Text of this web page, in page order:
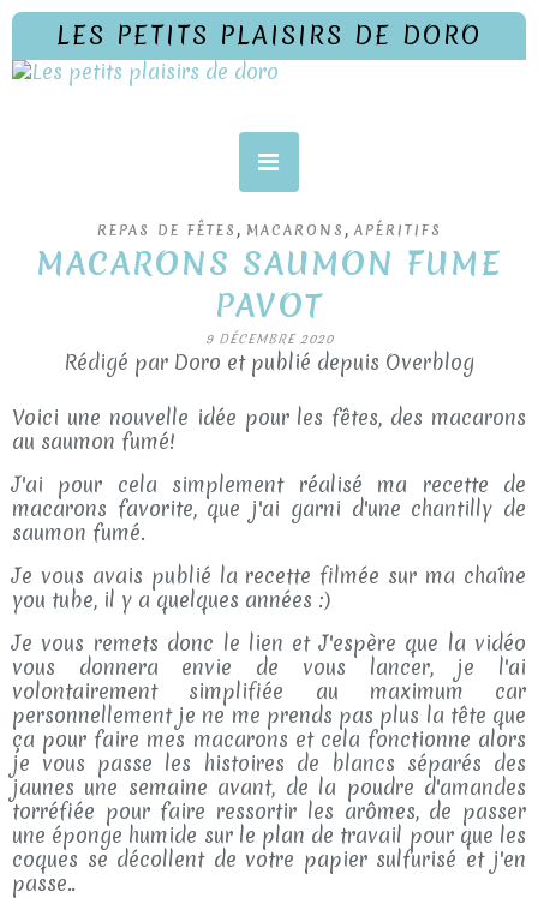
LES PETITS PLAISIRS DE DORO
REPAS DE FÊTES , MACARONS , APÉRITIFS
MACARONS SAUMON FUME
PAVOT
9 DÉCEMBRE 2020
Rédigé par Doro et publié depuis Overblog
Voici une nouvelle idée pour les fêtes, des macarons
au saumon fumé!
J'ai pour cela simplement réalisé ma recette de
macarons favorite, que j'ai garni d'une chantilly de
saumon fumé.
Je vous avais publié la recette filmée sur ma chaîne
you tube, il y a quelques années :)
Je vous remets donc le lien et J'espère que la vidéo
vous donnera envie de vous lancer, je l'ai
volontairement simplifiée au maximum car
personnellement je ne me prends pas plus la tête que
ça pour faire mes macarons et cela fonctionne alors
je vous passe les histoires de blancs séparés des
jaunes une semaine avant, de la poudre d'amandes
torréfiée pour faire ressortir les arômes, de passer
une éponge humide sur le plan de travail pour que les
coques se décollent de votre papier sulfurisé et j'en
passe..